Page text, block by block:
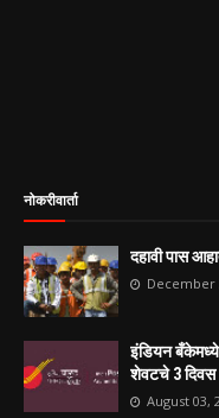
नोकरीवार्ता
दहावी पास
December
इंडियन बँकेमध्ये
शेवटचे 3 दिवस
August 03,